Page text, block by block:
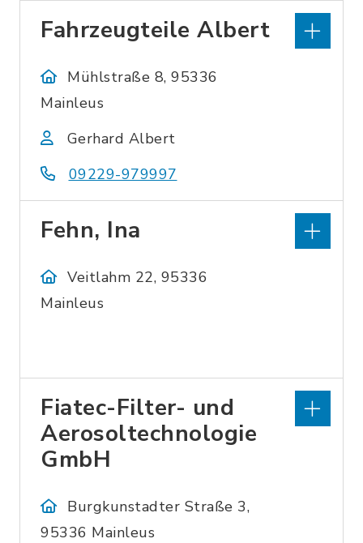
Fahrzeugteile Albert
Mühlstraße 8, 95336
Mainleus
Gerhard Albert
09229-979997
Fehn, Ina
Veitlahm 22, 95336
Mainleus
Fiatec-Filter- und
Aerosoltechnologie
GmbH
Burgkunstadter Straße 3,
95336 Mainleus